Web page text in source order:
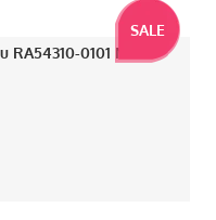
SALE
0101 Mit